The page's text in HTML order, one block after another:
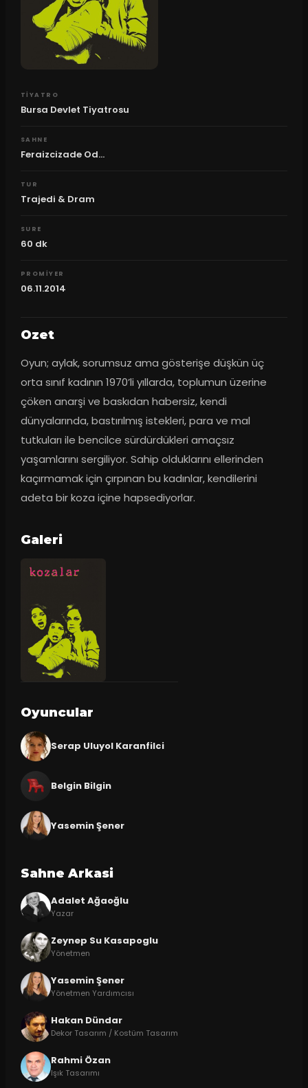
TIYATRO
Bursa Devlet Tiyatrosu
SAHNE
Feraizcizade Od...
TUR
Trajedi & Dram
SURE
60 dk
PROMIYER
06.11.2014
Ozet
Oyun; aylak, sorumsuz ama gösterişe düşkün üç
orta sınıf kadının 1970’li yıllarda, toplumun üzerine
çöken anarşi ve baskıdan habersiz, kendi
dünyalarında, bastırılmış istekleri, para ve mal
tutkuları ile bencilce sürdürdükleri amaçsız
yaşamlarını sergiliyor. Sahip olduklarını ellerinden
kaçırmamak için çırpınan bu kadınlar, kendilerini
adeta bir koza içine hapsediyorlar.
Galeri
Oyuncular
Serap Uluyol Karanfilci
Belgin Bilgin
Yasemin Şener
Sahne Arkasi
Adalet Ağaoğlu
Yazar
Zeynep Su Kasapoglu
Yönetmen
Yasemin Şener
Yönetmen Yardımcısı
Hakan Dündar
Dekor Tasarım / Kostüm Tasarım
Rahmi Özan
Işık Tasarımı